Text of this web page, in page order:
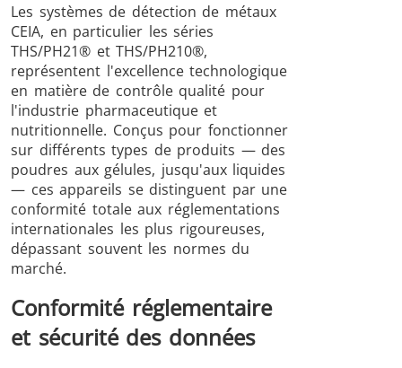
4.0
Les systèmes de détection de métaux
CEIA, en particulier les séries
THS/PH21® et THS/PH210®,
représentent l'excellence technologique
en matière de contrôle qualité pour
l'industrie pharmaceutique et
nutritionnelle. Conçus pour fonctionner
sur différents types de produits — des
poudres aux gélules, jusqu'aux liquides
— ces appareils se distinguent par une
conformité totale aux réglementations
internationales les plus rigoureuses,
dépassant souvent les normes du
marché.
Conformité réglementaire
et sécurité des données